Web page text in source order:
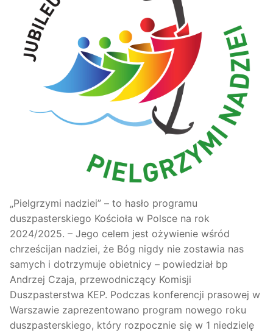
„Pielgrzymi nadziei” – to hasło programu
duszpasterskiego Kościoła w Polsce na rok
2024/2025. – Jego celem jest ożywienie wśród
chrześcijan nadziei, że Bóg nigdy nie zostawia nas
samych i dotrzymuje obietnicy – powiedział bp
Andrzej Czaja, przewodniczący Komisji
Duszpasterstwa KEP. Podczas konferencji prasowej w
Warszawie zaprezentowano program nowego roku
duszpasterskiego, który rozpocznie się w 1 niedzielę